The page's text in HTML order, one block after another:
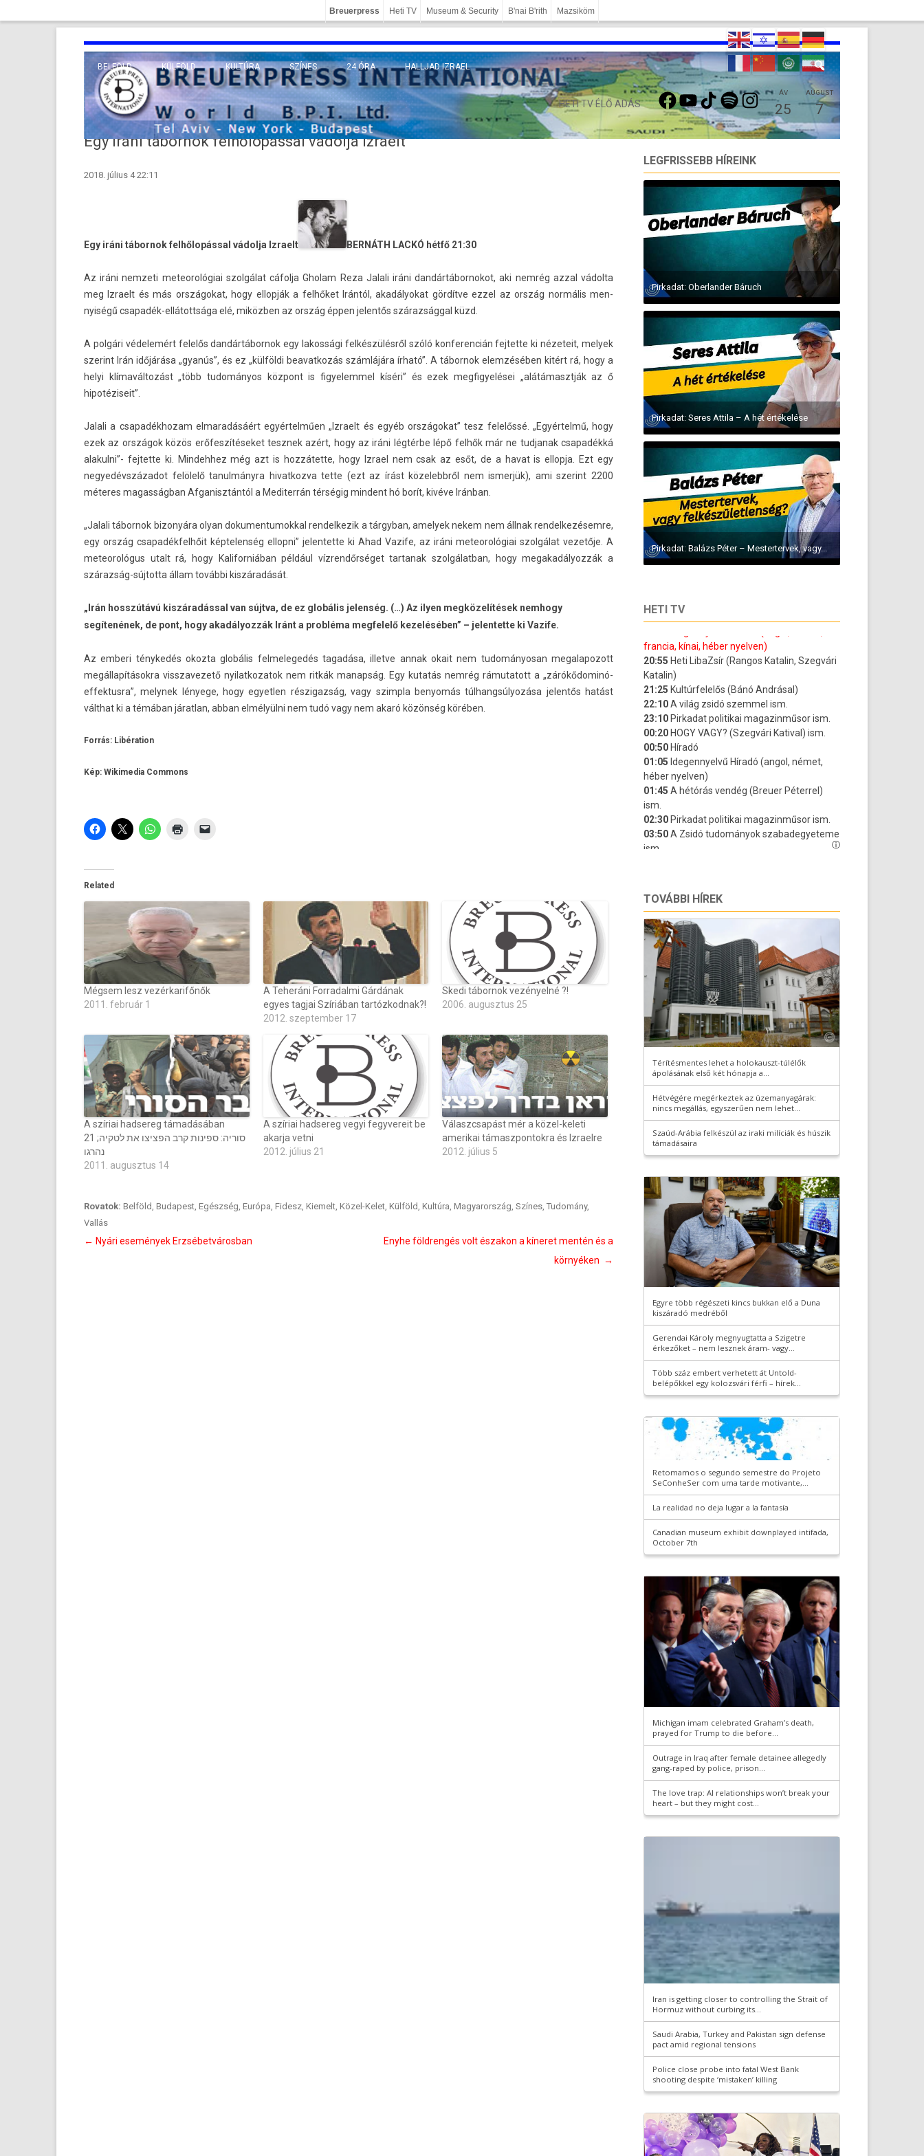
Breuerpress Heti TV Museum & Security B'nai B'rith Mazsiköm
BELFÖLD KÜLFÖLD
EURÓPA
KÖZEL-KELET
TÁVOL-KELET
TENGERENTÚL
KULTÚRA
TUDOMÁNY
VALLÁS
SZÍNES 24 ÓRA HALLJAD IZRAEL
HETI TV ÉLŐ ADÁS
FACEBOOKYOUTUBETIKTOKSPOTIFYINSTAGRAMÁV
25
AUGUST
7
Egy iráni tábornok felhőlopással vádolja Izraelt
2018. július 4 22:11
Egy iráni tábor­nok felhőlopással vádolja Iz­raelt BERNÁTH LACKÓ hétfő 21:30
Az iráni nem­zeti meteorológiai szolgálatcáfolja Gholam Reza Jalali iráni dan­dártábor­nokot, aki nemrég azzal vádolta
meg Iz­raelt és más országokat, hogy el­lopják a felhőket Irántól, akadályokat gördítve ezzel az ország normális men­
nyiségű csapadék-ellátottsága elé, miközben az ország éppen jelen­tős szárazsággal küzd.
A polgári védelemért felelős dan­dártábor­nok egy lakos­sági felkészülésről szóló kon­feren­cián fej­tette ki nézeteit, melyek
szerint Irán időjárása „gyanús”, és ez „külföldi be­avat­kozás számlájára írható”. A tábor­nok elemzésében kitért rá, hogy a
helyi klímaváltozást „több tudományos központ is figyelem­mel kíséri” és ezek meg­figyelései „al­átámasztják az ő
hipotéziseit”.
Jalali a csapadék­hozam el­maradásáért egyértelműen „Iz­raelt és egyéb országokat” tesz felelőssé. „Egyértelmű, hogy
ezek az országok közös erőfeszítéseket tesznek azért, hogy az iráni légtérbe lépő felhők már ne tud­janak csapadékká
alakulni”- fej­tette ki. Min­dehhez még azt is hozzátette, hogy Iz­rael nem csak az esőt, de a havat is el­lopja. Ezt egy
negyedévszázadot felölelő tanul­mányra hivat­kozva tette (ezt az írást közelebbről nem is­merjük), ami szerint 2200
méteres magas­ságban Af­ganisztán­tól a Mediter­rán térségig min­dent hó borít, kivéve Iránban.
„Jalali tábor­nok bi­zonyára olyan dokumen­tumokk­al re­ndel­kezik a tár­gyban, amelyek nekem nem állnak re­ndel­kezésem­re,
egy ország csapadék­felhőit kép­telen­ség el­lopni” jelen­tette ki Ahad Vazife, az iráni meteorológiai szolgálat vezetője. A
meteorológus utalt rá, hogy Kalifor­niában például vízrendőrséget tar­tanak szol­gálat­ban, hogy megakadályoz­zák a
szárazság-sújtotta állam további kiszáradását.
„Irán hosszútávú kiszáradással van sújtva, de ez globális jelenség. (…) Az ilyen megközelítések nemhogy
segítenének, de pont, hogy akadályozzák Iránt a probléma megfelelő kezelésében” – jelentette ki Vazife.
Az em­beri ténykedés okoz­ta globális fel­melegedés tagadása, il­let­ve annak okait nem tudományosan megalapozott
megállapításokra visszavezető nyilat­kozatok nem ritkák man­ap­ság. Egy kutatás nemrég rámutatott a „zárókődominó-
effektusra”, melynek lényege, hogy egyetl­en rés­zigaz­ság, vagy szimpla be­nyomás túl­hangsúlyozása jelen­tős hatást
válthat ki a témában járat­lan, abban elmélyülni nem tudó vagy nem akaró közönség körében.
Forrás: Libération
Kép: Wikimedia Commons
Related
Mégsem lesz vezérkarifőnők
2011. február 1
A Teheráni Forradalmi Gárdának
egyes tagjai Szíriában tartózkodnak?!
2012. szeptember 17
Skedi tábornok vezényelné ?!
2006. augusztus 25
A szíriai hadsereg támadásában
סוריה: ספינות קרב הפציצו את לטקיה; 21
נהרגו
2011. augusztus 14
A szíriai hadsereg vegyi fegyvereit be
akarja vetni
2012. július 21
Válaszcsapást mér a közel-keleti
amerikai támaszpontokra és Izraelre
2012. július 5
Rovatok: Belföld, Budapest, Egészség, Európa, Fidesz, Kiemelt, Közel-Kelet, Külföld, Kultúra, Magyarország, Színes, Tudomány,
Vallás
Bejegyzés
← Nyári események Erzsébetvárosban
Enyhe földrengés volt északon a kíneret mentén és a
környéken →
LEGFRISSEBB HÍREINK
Pirkadat: Oberlander Báruch
Pirkadat: Seres Attila – A hét értékelése
Pirkadat: Balázs Péter – Mestertervek, vagy...
HETI TV
TOVÁBBI HÍREK